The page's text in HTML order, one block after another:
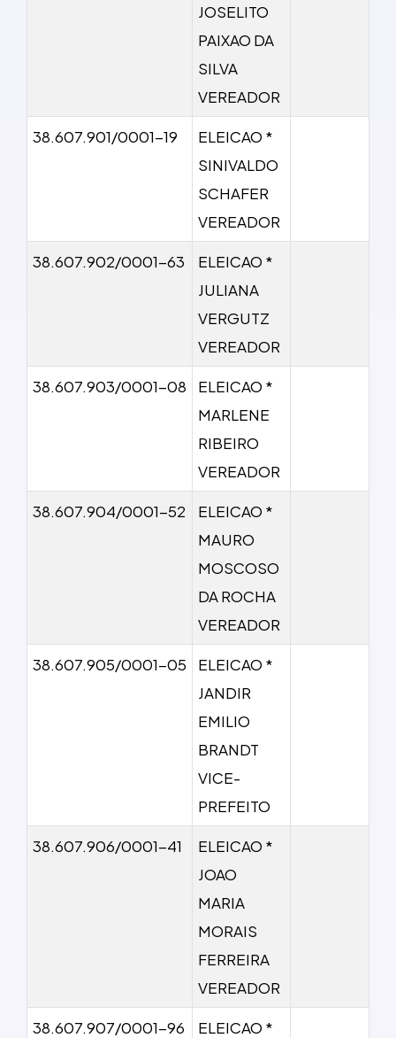
JOSELITO
PAIXAO DA
SILVA
VEREADOR
38.607.901/0001-19
ELEICAO *
SINIVALDO
SCHAFER
VEREADOR
38.607.902/0001-63
ELEICAO *
JULIANA
VERGUTZ
VEREADOR
38.607.903/0001-08
ELEICAO *
MARLENE
RIBEIRO
VEREADOR
38.607.904/0001-52
ELEICAO *
MAURO
MOSCOSO
DA ROCHA
VEREADOR
38.607.905/0001-05
ELEICAO *
JANDIR
EMILIO
BRANDT
VICE-
PREFEITO
38.607.906/0001-41
ELEICAO *
JOAO
MARIA
MORAIS
FERREIRA
VEREADOR
38.607.907/0001-96
ELEICAO *